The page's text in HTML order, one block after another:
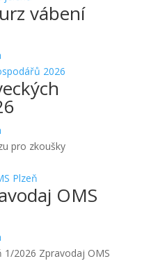
vábení
pro zkoušky
OMS
1/2026 Zpravodaj OMS